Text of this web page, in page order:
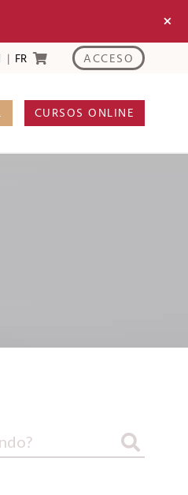
×
FR ACCESO
CURSOS ONLINE